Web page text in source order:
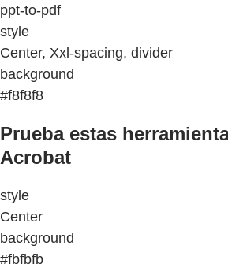
ppt-to-pdf
style
Center, Xxl-spacing, divider
background
#f8f8f8
Prueba estas
Acrobat
style
Center
background
#fbfbfb